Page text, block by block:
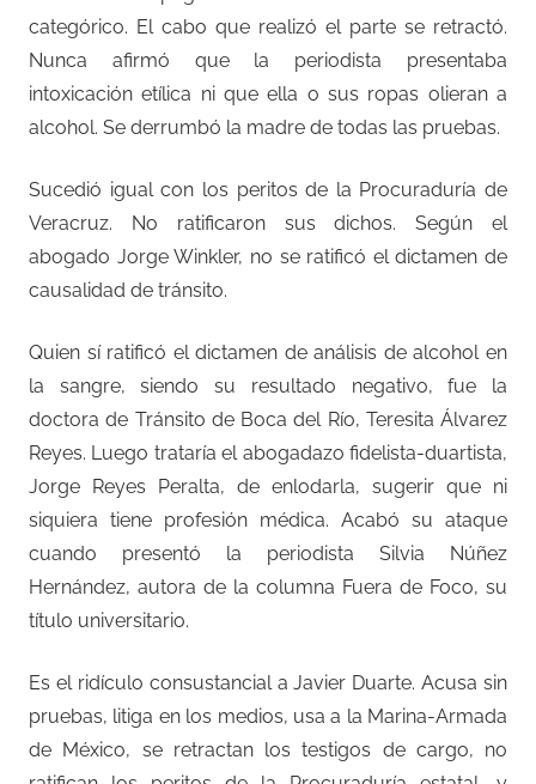
categórico. El cabo que realizó el parte se retractó.
Nunca afirmó que la periodista presentaba
intoxicación etílica ni que ella o sus ropas olieran a
alcohol. Se derrumbó la madre de todas las pruebas.
Sucedió igual con los peritos de la Procuraduría de
Veracruz. No ratificaron sus dichos. Según el
abogado Jorge Winkler, no se ratificó el dictamen de
causalidad de tránsito.
Quien sí ratificó el dictamen de análisis de alcohol en
la sangre, siendo su resultado negativo, fue la
doctora de Tránsito de Boca del Río, Teresita Álvarez
Reyes. Luego trataría el abogadazo fidelista-duartista,
Jorge Reyes Peralta, de enlodarla, sugerir que ni
siquiera tiene profesión médica. Acabó su ataque
cuando presentó la periodista Silvia Núñez
Hernández, autora de la columna Fuera de Foco, su
título universitario.
Es el ridículo consustancial a Javier Duarte. Acusa sin
pruebas, litiga en los medios, usa a la Marina-Armada
de México, se retractan los testigos de cargo, no